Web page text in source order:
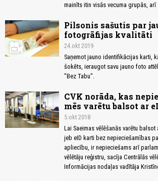
mainīts itin visās vecuma grupās,
Pilsonis sašutis par
fotogrāfijas kvalitāti
24.okt 2019
Saņemot jauno identifikācijas karti,
šokēts, ieraugot savu jauno foto
"Bez Tabu".
CVK norāda, kas
mēs varētu balsot ar
5.okt 2018
Lai Saeimas vēlēšanās varētu
jeb eID karti bez nepieciešamības
apliecību, ir nepieciešams arī
vēlētāju reģistru, sacīja Centrālās
Informācijas nodaļas vadītāja